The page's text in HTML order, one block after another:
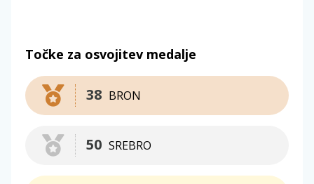
Točke za osvojitev medalje
BRON
38
SREBRO
50